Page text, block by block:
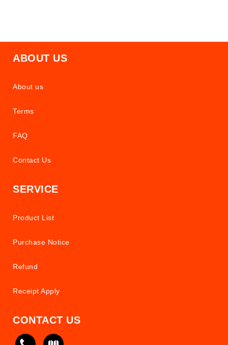
ABOUT US
About us
Terms
FAQ
Contact Us
SERVICE
Product List
Purchase Notice
Refund
Receipt Apply
CONTACT US